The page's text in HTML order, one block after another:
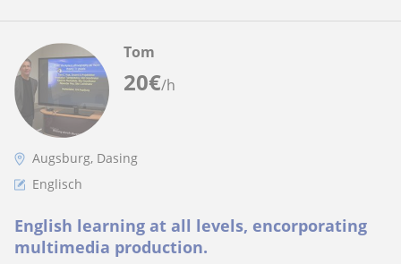
20€/h
Tom
Augsburg, Dasing
Englisch
English learning at all levels, encorporating
multimedia production.